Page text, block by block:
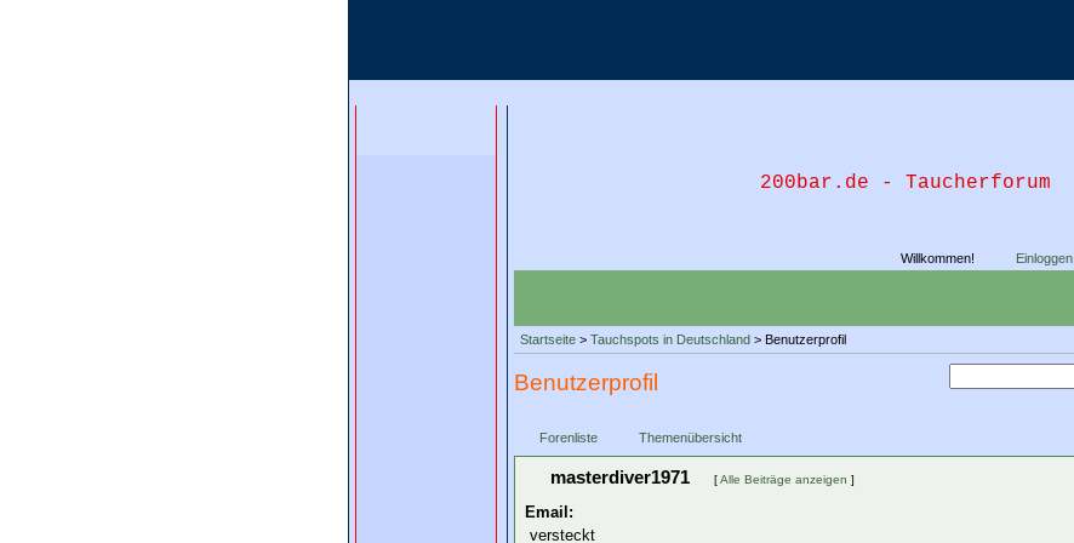
200bar.de - Taucherforum
Willkommen! Einloggen
Startseite > Tauchspots in Deutschland > Benutzerprofil
Benutzerprofil
Forenliste Themenübersicht
masterdiver1971 [Alle Beiträge anzeigen ]
Email:
versteckt